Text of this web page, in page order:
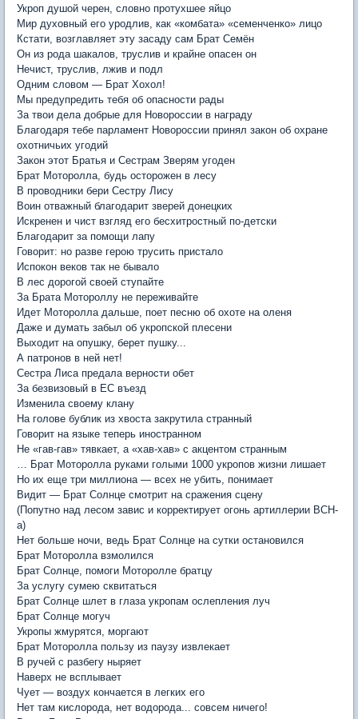
Укроп душой черен, словно протухшее яйцо
Мир духовный его уродлив, как «комбата» «семенченко» лицо
Кстати, возглавляет эту засаду сам Брат Семён
Он из рода шакалов, труслив и крайне опасен он
Нечист, труслив, лжив и подл
Одним словом — Брат Хохол!
Мы предупредить тебя об опасности рады
За твои дела добрые для Новороссии в награду
Благодаря тебе парламент Новороссии принял закон об охране
охотничьих угодий
Закон этот Братья и Сестрам Зверям угоден
Брат Моторолла, будь осторожен в лесу
В проводники бери Сестру Лису
Воин отважный благодарит зверей донецких
Искренен и чист взгляд его бесхитростный по-детски
Благодарит за помощи лапу
Говорит: но разве герою трусить пристало
Испокон веков так не бывало
В лес дорогой своей ступайте
За Брата Мотороллу не переживайте
Идет Моторолла дальше, поет песню об охоте на оленя
Даже и думать забыл об укропской плесени
Выходит на опушку, берет пушку...
А патронов в ней нет!
Сестра Лиса предала верности обет
За безвизовый в ЕС въезд
Изменила своему клану
На голове бублик из хвоста закрутила странный
Говорит на языке теперь иностранном
Не «гав-гав» тявкает, а «хав-хав» с акцентом странным
… Брат Моторолла руками голыми 1000 укропов жизни лишает
Но их еще три миллиона — всех не убить, понимает
Видит — Брат Солнце смотрит на сражения сцену
(Попутно над лесом завис и корректирует огонь артиллерии ВСН-
а)
Нет больше ночи, ведь Брат Солнце на сутки остановился
Брат Моторолла взмолился
Брат Солнце, помоги Моторолле братцу
За услугу сумею сквитаться
Брат Солнце шлет в глаза укропам ослепления луч
Брат Солнце могуч
Укропы жмурятся, моргают
Брат Моторолла пользу из паузу извлекает
В ручей с разбегу ныряет
Наверх не всплывает
Чует — воздух кончается в легких его
Нет там кислорода, нет водорода... совсем ничего!